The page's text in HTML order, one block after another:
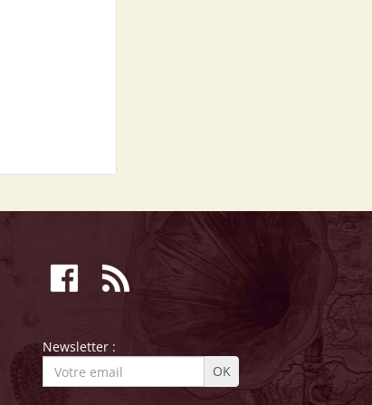
Newsletter :